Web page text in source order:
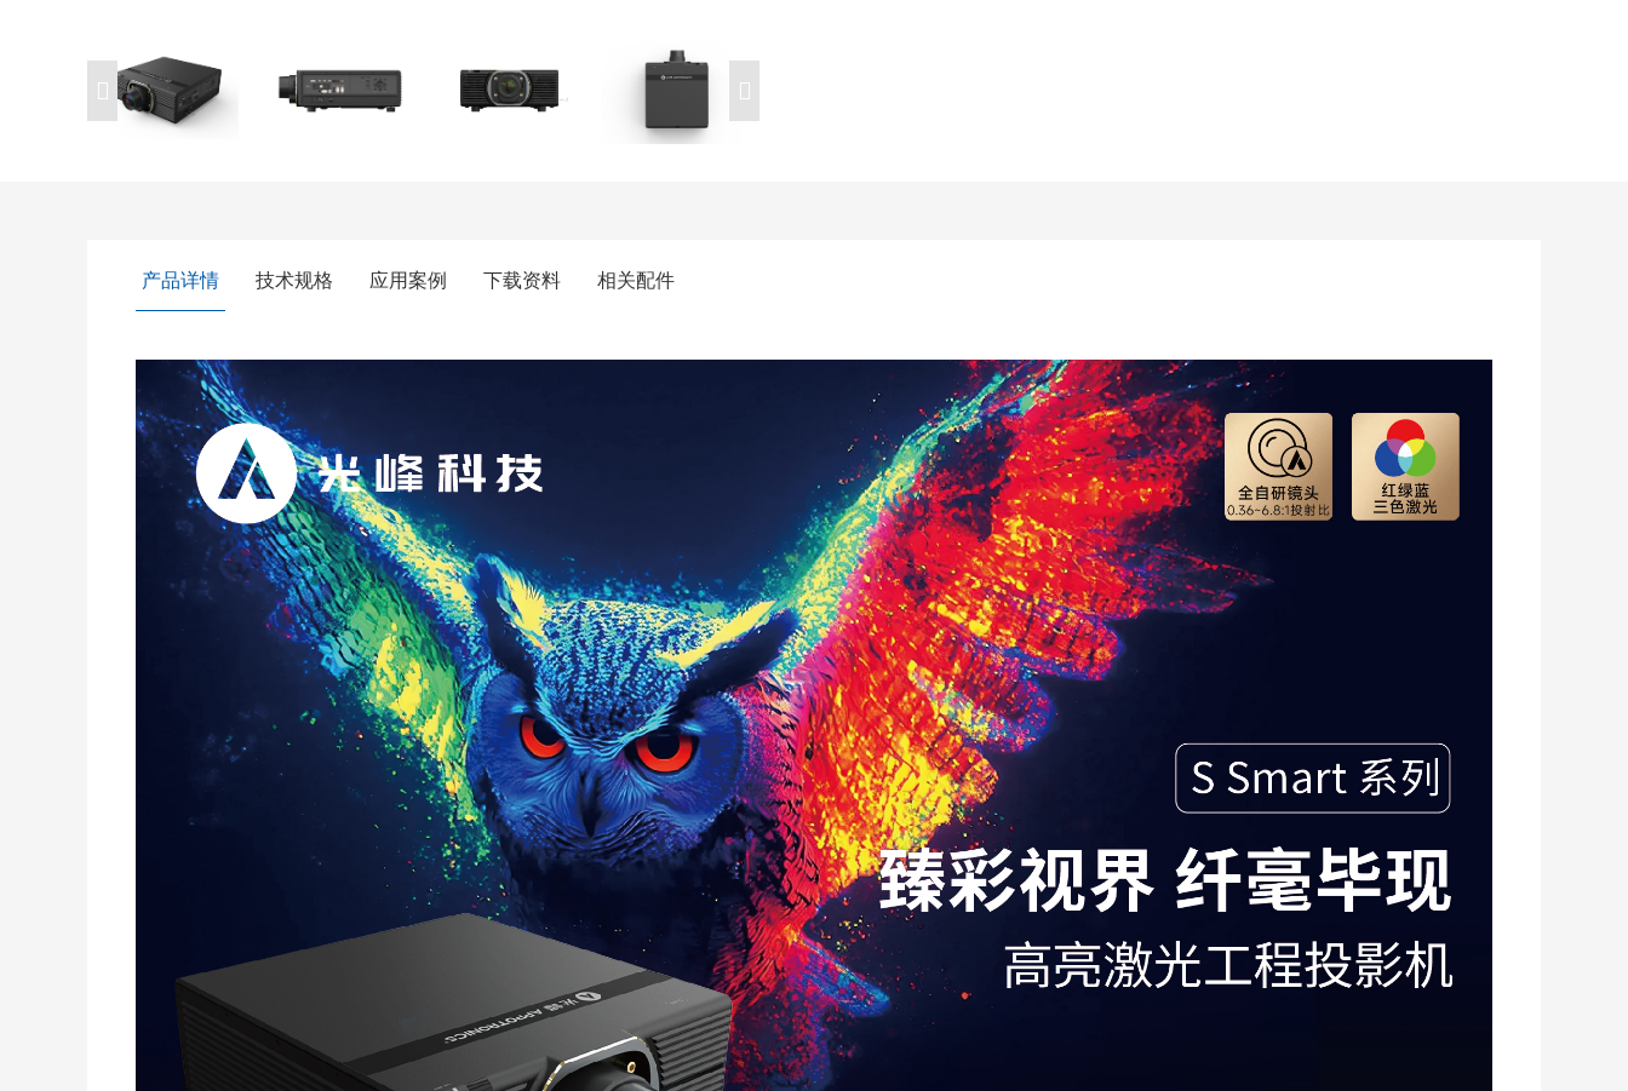
产品详情 技术规格 应用案例 下载资料 相关配件